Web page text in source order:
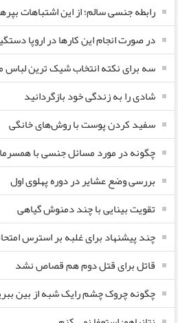
رابطه جنسی سالم؛ از این اشتباهات
در صورت انجام این کارها در اروپا
سه برای نکته انتخاب شیک ترین لباس
شادی را به زندگی خود بازگردانید
سفید کردن پوست با روش‌های خانگی
چگونه در مورد مسائل جنسی با
بررسی وضع عشایر در دوره پهلوی اول
تقویت بینایی با چند دمنوش گیاهی
چند پیشنهاد برای غلبه بر استرس
قاتل برای قتل دوم هم قصاص نشد
چگونه چروک چشم رایک شبه از بین